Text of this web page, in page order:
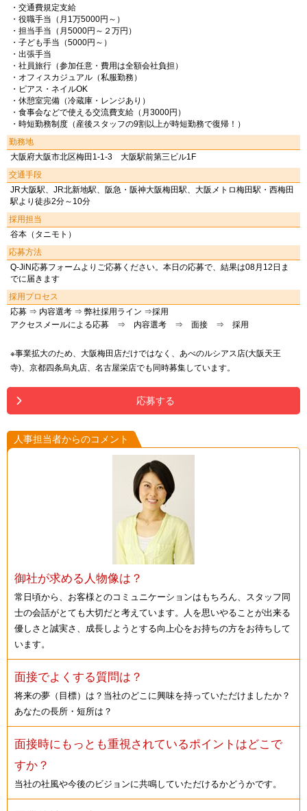
・交通費規定支給
・役職手当（月1万5000円～）
・担当手当（月5000円～２万円）
・子ども手当（5000円～）
・出張手当
・社員旅行（参加任意・費用は全額会社負担）
・オフィスカジュアル（私服勤務）
・ピアス・ネイルOK
・休憩室完備（冷蔵庫・レンジあり）
・食事会などで使える交流費支給（月3000円）
・時短勤務制度（産後スタッフの9割以上が時短勤務で復帰！）
勤務地
大阪府大阪市北区梅田1-1-3 大阪駅前第三ビル1F
交通手段
JR大阪駅、JR北新地駅、阪急・阪神大阪梅田駅、大阪メトロ梅田駅・西梅田
駅より徒歩2分～10分
採用担当
谷本（タニモト）
応募方法
Q-JiN応募フォームよりご応募ください。本日の応募で、結果は08月12日ま
でに届きます
採用プロセス
応募 ⇒ 内容選考 ⇒ 弊社採用ライン ⇒採用
アクセスメールによる応募 ⇒ 内容選考 ⇒ 面接 ⇒ 採用
※事業拡大のため、大阪梅田店だけではなく、あべのルシアス店(大阪天王
寺)、京都四条烏丸店、名古屋栄店でも同時募集しています。
応募する
人事担当者からのコメント
御社が求める人物像は？
常日頃から、お客様とのコミュニケーションはもちろん、スタッフ同
士の会話がとても大切だと考えています。人を思いやることが出来る
優しさと誠実さ、成長しようとする向上心をお持ちの方をお待ちして
います。
面接でよくする質問は？
将来の夢（目標）は？当社のどこに興味を持っていただけましたか？
あなたの長所・短所は？
面接時にもっとも重視されているポイントはどこで
すか？
当社の社風や今後のビジョンに共鳴していただけるかどうかです。